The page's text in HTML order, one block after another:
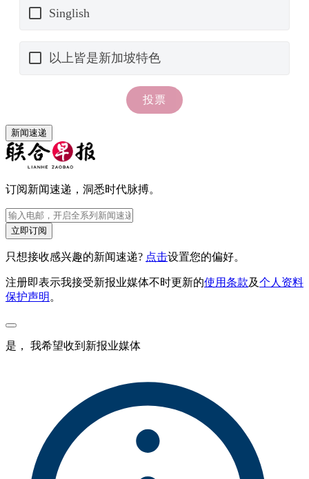
新闻速递
订阅新闻速递，洞悉时代脉搏。
立即订阅
只想接收感兴趣的新闻速递? 点击设置您的偏好。
注册即表示我接受新报业媒体不时更新的使用条款及个人资料
保护声明 。
是， 我希望收到新报业媒体